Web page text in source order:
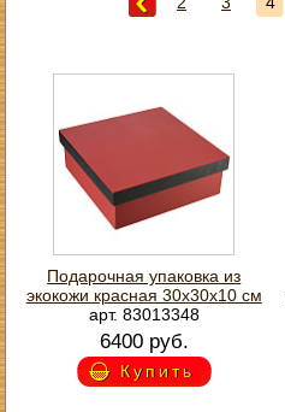
Подарочная упаковка из
экокожи красная 30х30х10 см
арт. 83013348
6400 руб.
Купить